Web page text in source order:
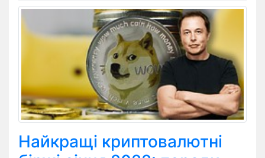
Найкращі криптовалютні